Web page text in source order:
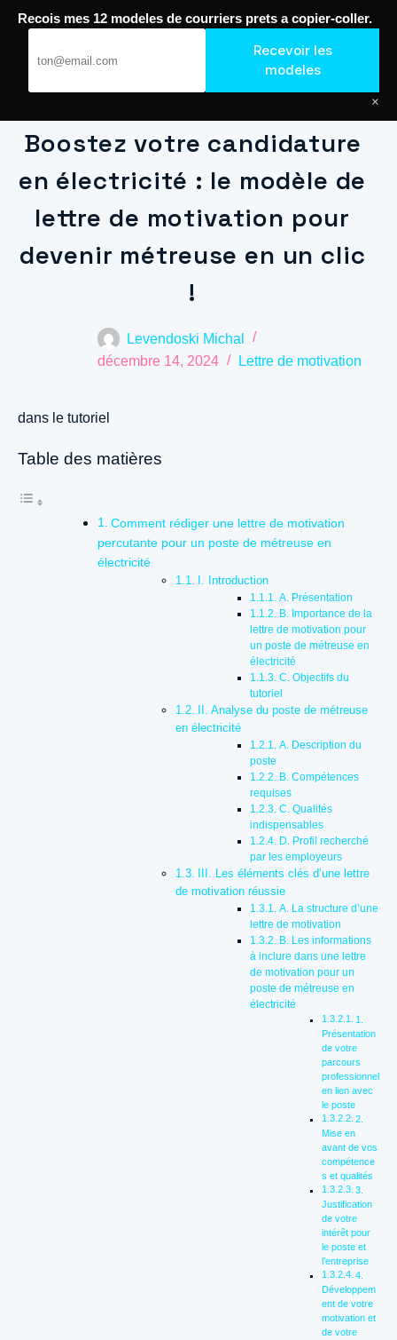
Passer
contenu
Boostez votre candidature
en électricité : le modèle de
lettre de motivation pour
devenir métreuse en un clic
!
Levendoski Michal
décembre 14, 2024
Lettre de motivation
dans le tutoriel
Table des matières
Comment rédiger une lettre de motivation
percutante pour un poste de métreuse en
électricité
I. Introduction
A. Présentation
B. Importance de la
lettre de motivation pour
un poste de métreuse en
électricité
C. Objectifs du
tutoriel
II. Analyse du poste de métreuse
en électricité
A. Description du
poste
B. Compétences
requises
C. Qualités
indispensables
D. Profil recherché
par les employeurs
III. Les éléments clés d’une lettre
de motivation réussie
A. La structure d’une
lettre de motivation
B. Les informations
à inclure dans une lettre
de motivation pour un
poste de métreuse en
électricité
1.
Présentation
de votre
parcours
professionnel
en lien avec
le poste
2.
Mise en
avant de vos
compétence
s et qualités
3.
Justification
de votre
intérêt pour
le poste et
l’entreprise
4.
Développem
ent de votre
motivation et
de votre
Recois mes 12 modeles de courriers prets a copier-coller.
Recevoir les
modeles
×